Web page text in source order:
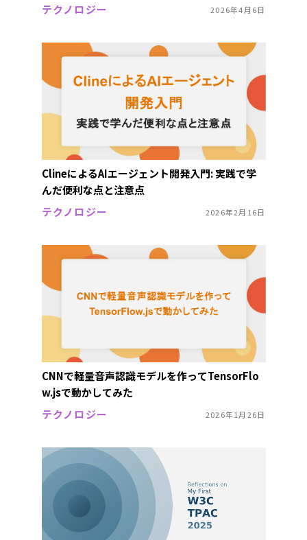
テクノロジー
2026年4月6日
ClineによるAIエージェント開発入門: 実践で学
んだ便利な点と注意点
テクノロジー
2026年2月16日
CNNで軽量音声認識モデルを作ってTensorFlo
w.jsで動かしてみた
テクノロジー
2026年1月26日